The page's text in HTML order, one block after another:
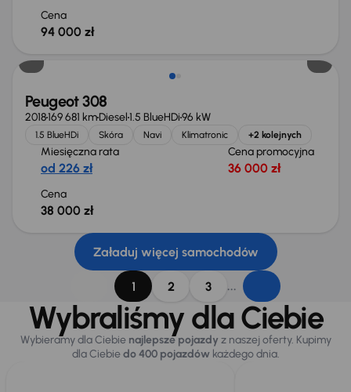
Cena
94 000 zł
Peugeot 308
2018169 681 kmDiesel1.5 BlueHDi96 kW
1.5 BlueHDi Skóra Navi Klimatronic +2 kolejnych
Miesięczna rata
od 226 zł
Cena promocyjna
36 000 zł
Cena
38 000 zł
Załaduj więcej samochodów
1 2 3 ...
Wybraliśmy dla Ciebie
Wybieramy dla Ciebie najlepsze pojazdy z naszej oferty. Kupimy
dla Ciebiedo 400 pojazdówkażdego dnia.